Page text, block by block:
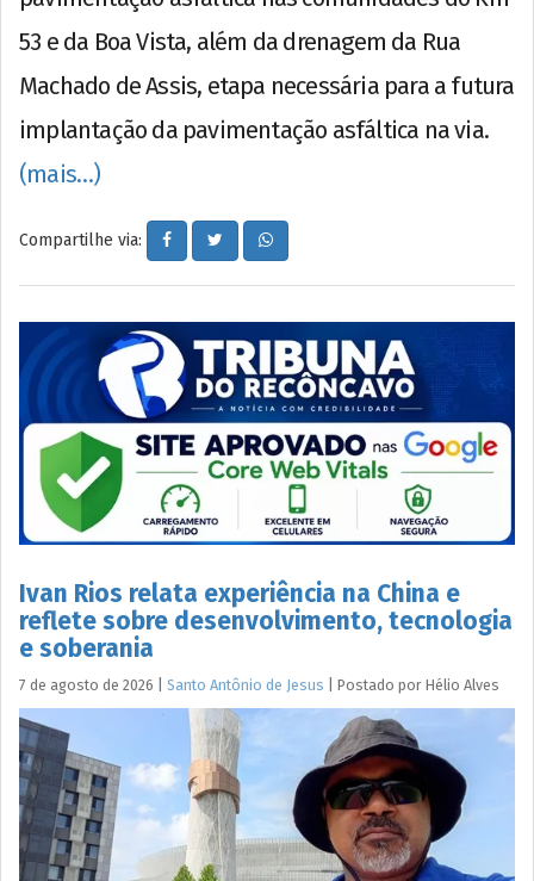
53 e da Boa Vista, além da drenagem da Rua
Machado de Assis, etapa necessária para a futura
implantação da pavimentação asfáltica na via.
(mais…)
Compartilhe via:
Ivan Rios relata experiência na China e
reflete sobre desenvolvimento, tecnologia
e soberania
7 de agosto de 2026 Santo Antônio de Jesus Postado por Hélio Alves